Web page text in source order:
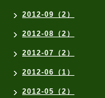
2012-09（2）
2012-08（2）
2012-07（2）
2012-06（1）
2012-05（2）